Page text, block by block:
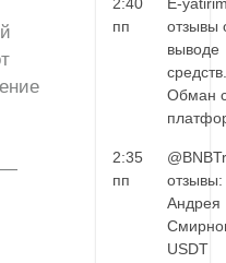
—
пп
отзывы
выводе
средств.
Обман
2:35
пп
Андрея
USDT